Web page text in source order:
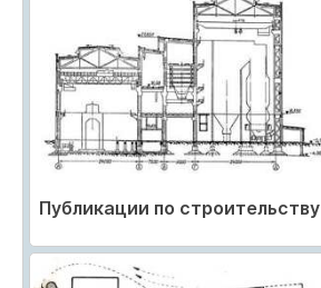
Публикации по строительству